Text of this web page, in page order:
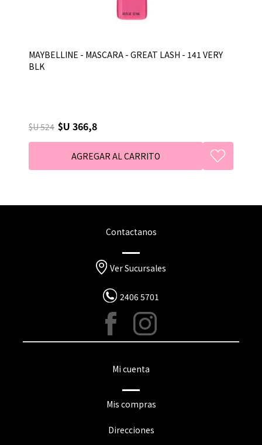
MAYBELLINE - MASCARA - GREAT LASH - 141 VERY
BLK
$U 524 $U 366,8
Contactanos
Ver Sucursales
2406 5701
Mi cuenta
Mis compras
Direcciones